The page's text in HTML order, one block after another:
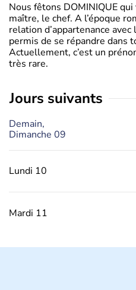
Nous fêtons DOMINIQUE
maître, le chef. A l’époque
relation d’appartenance
permis de se répandre dans
Actuellement, c’est un
très rare.
jours suivants
Demain,
Dimanche 09
Lundi 10
Mardi 11